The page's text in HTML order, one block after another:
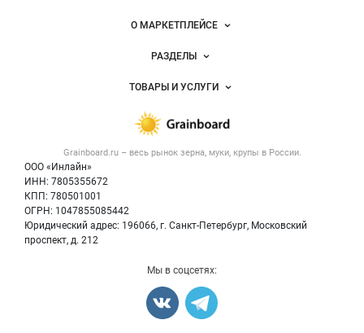
Важные разделы и контакты
Grainboard.ru – весь рынок зерна, муки, крупы в России.
ООО «Инлайн»
ИНН: 7805355672
КПП: 780501001
ОГРН: 1047855085442
Юридический адрес: 196066, г. Санкт-Петербург, Московский
проспект, д. 212
Навигация по сайтуО МАРКЕТПЛЕЙСЕ
Новости Grainboard.ru
Размещение рекламы
Публичная оферта
Контактная информация
Политика обработки персональных данных
РАЗДЕЛЫ
Объявления
Новости рынка
ТОВАРЫ И УСЛУГИ
Крупы
Мука
Мы в соцсетях: